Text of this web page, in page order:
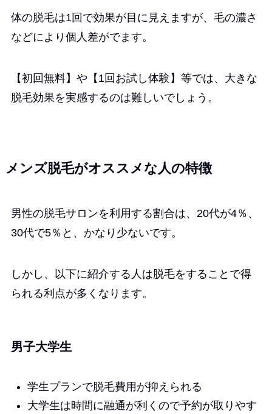
体の脱毛は1回で効果が目に見えますが、毛の濃さ
などにより個人差がでます。
【初回無料】や【1回お試し体験】等では、大きな
脱毛効果を実感するのは難しいでしょう。
メンズ脱毛がオススメな人の特徴
男性の脱毛サロンを利用する割合は、20代が4％、
30代で5％と、かなり少ないです。
しかし、以下に紹介する人は脱毛をすることで得
られる利点が多くなります。
男子大学生
学生プランで脱毛費用が抑えられる
大学生は時間に融通が利くので予約が取りやす